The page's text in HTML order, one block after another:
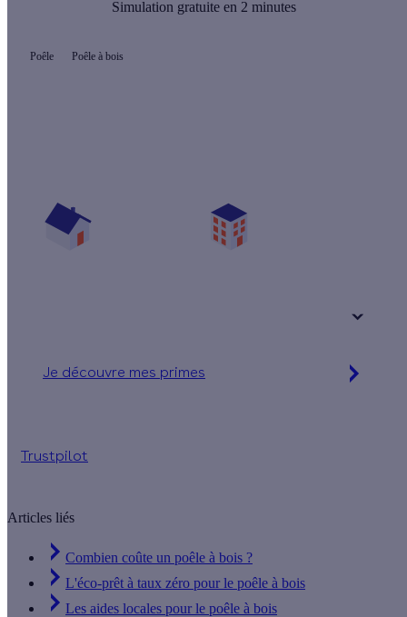
Simulation gratuite en 2 minutes
Poêle Poêle à bois
Je découvre mes primes
Trustpilot
Articles liés
Combien coûte un poêle à bois ?
L'éco-prêt à taux zéro pour le poêle à bois
Les aides locales pour le poêle à bois